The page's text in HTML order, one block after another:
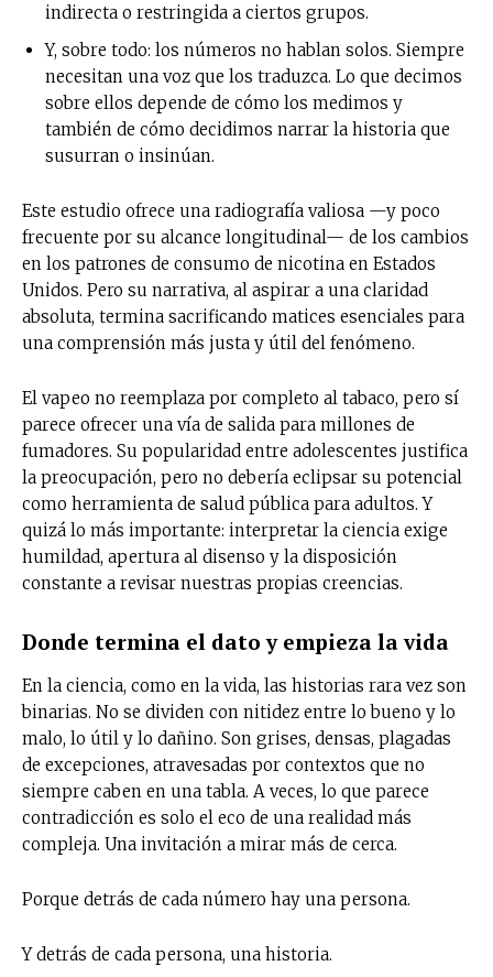
recibe todas las noticias del vapeo y la
reducción de daños en tu correo
electrónico.
Subscribe to our daily clipping and
SUBSCRIBIRSE
indirecta o restringida a ciertos grupos.
Y, sobre todo: los números no hablan solos. Siempre
necesitan una voz que los traduzca. Lo que decimos
sobre ellos depende de cómo los medimos y
también de cómo decidimos narrar la historia que
susurran o insinúan.
Este estudio ofrece una radiografía valiosa —y poco
frecuente por su alcance longitudinal— de los cambios
en los patrones de consumo de nicotina en Estados
Unidos. Pero su narrativa, al aspirar a una claridad
absoluta, termina sacrificando matices esenciales para
una comprensión más justa y útil del fenómeno.
El vapeo no reemplaza por completo al tabaco, pero sí
parece ofrecer una vía de salida para millones de
fumadores. Su popularidad entre adolescentes justifica
la preocupación, pero no debería eclipsar su potencial
como herramienta de salud pública para adultos. Y
quizá lo más importante: interpretar la ciencia exige
humildad, apertura al disenso y la disposición
constante a revisar nuestras propias creencias.
Donde termina el dato y empieza la vida
En la ciencia, como en la vida, las historias rara vez son
binarias. No se dividen con nitidez entre lo bueno y lo
malo, lo útil y lo dañino. Son grises, densas, plagadas
de excepciones, atravesadas por contextos que no
siempre caben en una tabla. A veces, lo que parece
contradicción es solo el eco de una realidad más
compleja. Una invitación a mirar más de cerca.
Porque detrás de cada número hay una persona.
Y detrás de cada persona, una historia.